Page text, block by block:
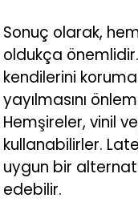
Sonuç olarak,
oldukça
kendilerini
yayılmasını
Hemşireler, vinil
kullanabilirler.
uygun bir
edebilir.